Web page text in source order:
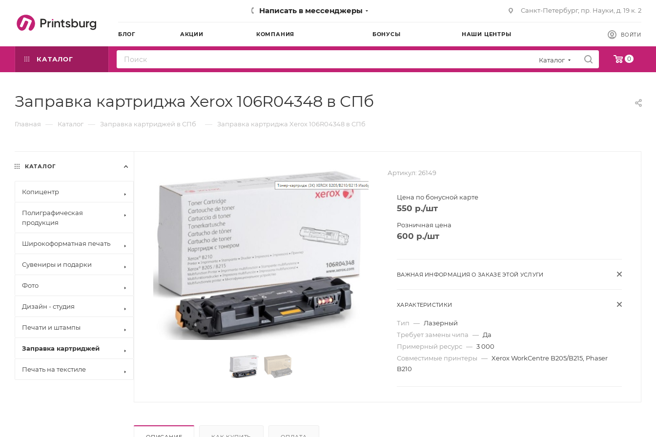
Написать в мессенджеры Санкт-Петербург, пр. Науки, д. 19 к. 2
БЛОГ АКЦИИ КОМПАНИЯ БОНУСЫ НАШИ ЦЕНТРЫ ВОЙТИ
КАТАЛОГ Каталог 0
Заправка картриджа Xerox 106R04348 в СПб
Главная — Каталог — Заправка картриджей в СПб — Заправка картриджа Xerox 106R04348 в СПб
Артикул: 26149
Цена по бонусной карте
550 р./шт
Розничная цена
600 р./шт
ВАЖНАЯ ИНФОРМАЦИЯ О ЗАКАЗЕ ЭТОЙ УСЛУГИ
ХАРАКТЕРИСТИКИ
Тип — Лазерный
Требует замены чипа — Да
Примерный ресурс — 3 000
Совместимые принтеры — Xerox WorkCentre B205/B215, Phaser
B210
КАТАЛОГ
Копицентр
Полиграфическая
продукция
Широкоформатная печать
Сувениры и подарки
Фото
Дизайн - студия
Печати и штампы
Заправка картриджей
Kyocera
Печать на текстиле